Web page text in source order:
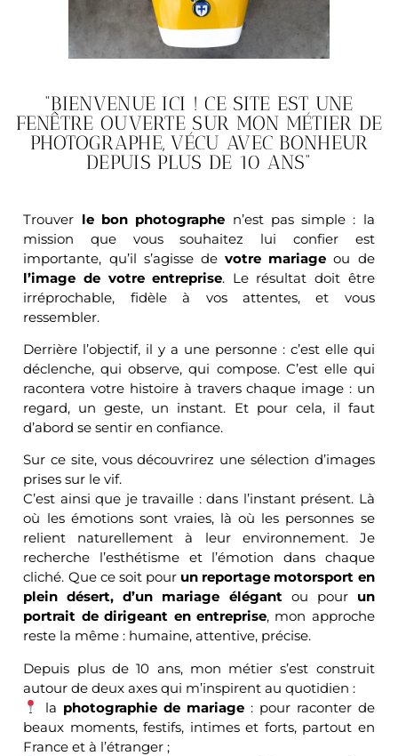
“BIENVENUE ICI ! CE SITE EST UNE
FENÊTRE OUVERTE SUR MON MÉTIER DE
PHOTOGRAPHE, VÉCU AVEC BONHEUR
DEPUIS PLUS DE 10 ANS”
Trouver le bon photographe n’est pas simple : la
mission que vous souhaitez lui confier est
importante, qu’il s’agisse devotre mariage ou de
l’image de votre entreprise. Le résultat doit être
irréprochable, fidèle à vos attentes, et vous
ressembler.
Derrière l’objectif, il y a une personne : c’est elle qui
déclenche, qui observe, qui compose. C’est elle qui
racontera votre histoire à travers chaque image : un
regard, un geste, un instant. Et pour cela, il faut
d’abord se sentir en confiance.
Sur ce site, vous découvrirez une sélection d’images
prises sur le vif.
C’est ainsi que je travaille : dans l’instant présent. Là
où les émotions sont vraies, là où les personnes se
relient naturellement à leur environnement. Je
recherche l’esthétisme et l’émotion dans chaque
cliché. Que ce soit pour un reportage motorsport en
plein désert, d’un mariage élégantou pour un
portrait de dirigeant en entreprise, mon approche
reste la même : humaine, attentive, précise.
Depuis plus de 10 ans, mon métier s’est construit
autour de deux axes qui m’inspirent au quotidien :
la photographie de mariage: pour raconter de
beaux moments, festifs, intimes et forts, partout en
France et à l’étranger ;